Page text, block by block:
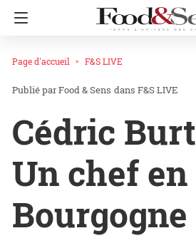
Page d'accueil F&S LIVE
Food & Sens dans F&S LIVE
Cédric
Un chef en
Bourgogne